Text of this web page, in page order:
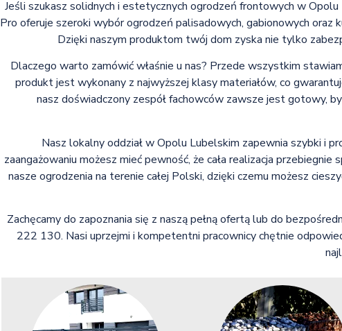
Jeśli szukasz solidnych i estetycznych ogrodzeń frontowych w
Pro oferuje szeroki wybór ogrodzeń palisadowych, gabionowych oraz
Dzięki naszym produktom twój dom zyska nie tylko
Dlaczego warto zamówić właśnie u nas? Przede wszystkim
produkt jest wykonany z najwyższej klasy materiałów, co
nasz doświadczony zespół fachowców zawsze jest gotowy,
Nasz lokalny oddział w Opolu Lubelskim zapewnia szybki i
zaangażowaniu możesz mieć pewność, że cała realizacja
nasze ogrodzenia na terenie całej Polski, dzięki czemu możesz
Zachęcamy do zapoznania się z naszą pełną ofertą lub do
222 130. Nasi uprzejmi i kompetentni pracownicy chętnie